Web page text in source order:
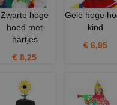
Zwarte hoge
hoed met
hartjes
€ 8,25
Gele hoge
kind
€ 6,95